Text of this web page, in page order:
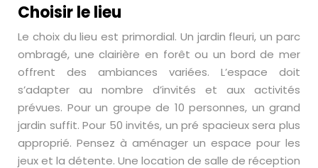
Choisir le lieu
Le choix du lieu est primordial. Un jardin fleuri, un parc
ombragé, une clairière en forêt ou un bord de mer
offrent des ambiances variées. L’espace doit
s’adapter au nombre d’invités et aux activités
prévues. Pour un groupe de 10 personnes, un grand
jardin suffit. Pour 50 invités, un pré spacieux sera plus
approprié. Pensez à aménager un espace pour les
jeux et la détente. Une location de salle de réception